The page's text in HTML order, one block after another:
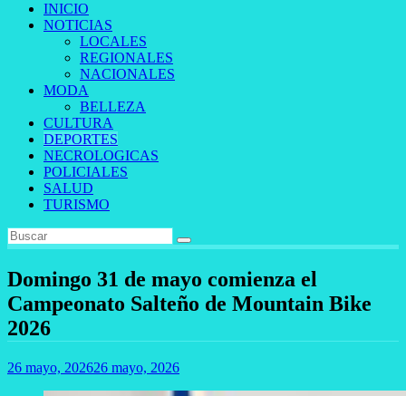
INICIO
NOTICIAS
LOCALES
REGIONALES
NACIONALES
MODA
BELLEZA
CULTURA
DEPORTES
NECROLOGICAS
POLICIALES
SALUD
TURISMO
Domingo 31 de mayo comienza el
Campeonato Salteño de Mountain Bike
2026
26 mayo, 202626 mayo, 2026